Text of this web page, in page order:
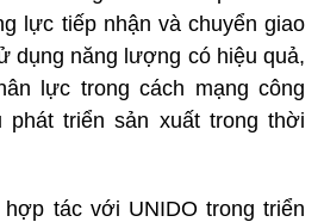
lực tiếp nhận và chuyển giao
dụng năng lượng có hiệu quả,
lực trong cách mạng công
phát triển sản xuất trong thời
tác với UNIDO trong triển